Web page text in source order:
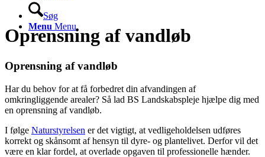
Søg
Menu Menu
Oprensning af vandløb
Oprensning af vandløb
Har du behov for at få forbedret din afvandingen af
omkringliggende arealer? Så lad BS Landskabspleje hjælpe dig med
en oprensning af vandløb.
I følge Naturstyrelsen er det vigtigt, at vedligeholdelsen udføres
korrekt og skånsomt af hensyn til dyre- og plantelivet. Derfor vil det
være en klar fordel, at overlade opgaven til professionelle hænder.